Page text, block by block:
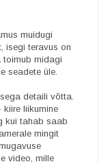
muidugi
isegi teravus on
toimub midagi
seadete üle.
detaili võtta.
liikumine
kui tahab saab
mingit
video, mille